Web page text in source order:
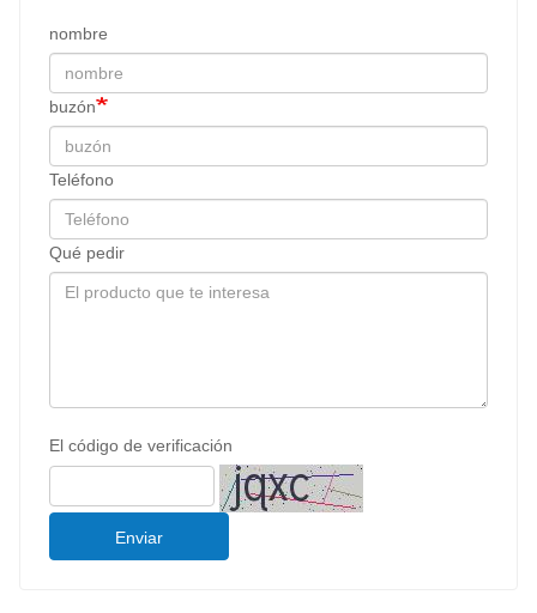
nombre
buzón
Teléfono
Qué pedir
El código de verificación
Enviar